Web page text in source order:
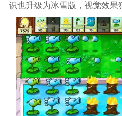
识也升级为冰雪版，视觉效果